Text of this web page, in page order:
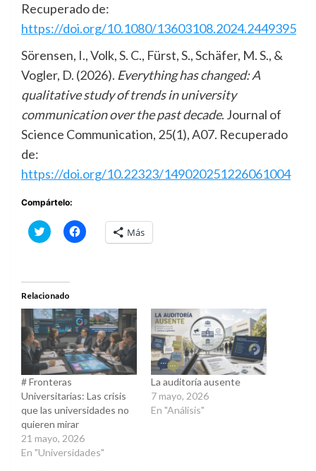
Recuperado de:
https://doi.org/10.1080/13603108.2024.2449395
Sörensen, I., Volk, S. C., Fürst, S., Schäfer, M. S., &
Vogler, D. (2026). Everything has changed: A
qualitative study of trends in university
communication over the past decade. Journal of
Science Communication, 25(1), A07. Recuperado
de:
https://doi.org/10.22323/149020251226061004
Compártelo:
Haz
clic
(Se
abre
una
ventana
nueva)
Haz
clic
una
ventana
nueva)
Más
Relacionado
# Fronteras
Universitarias: Las crisis
que las universidades no
quieren mirar
21 mayo, 2026
En "Universidades"
La auditoría ausente
7 mayo, 2026
En "Análisis"